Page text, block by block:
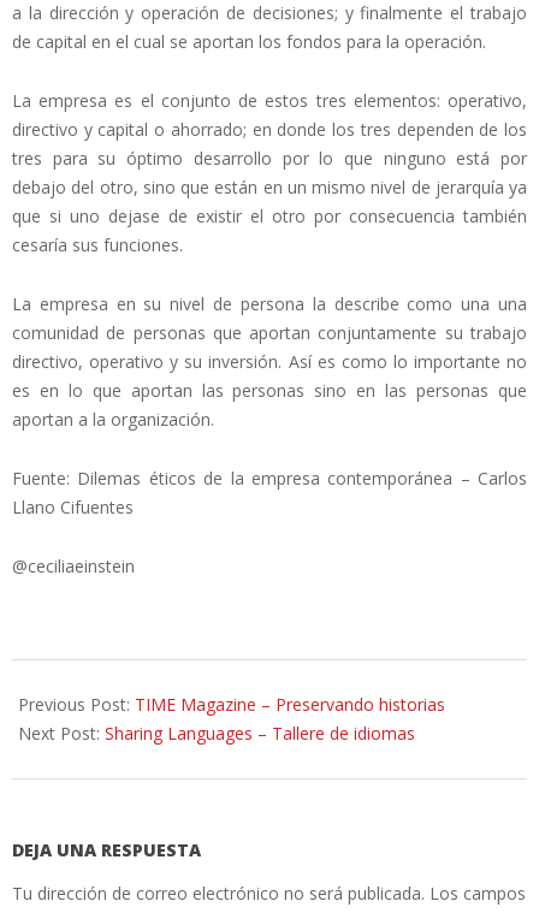
a la dirección y operación de decisiones; y finalmente el trabajo
de capital en el cual se aportan los fondos para la operación.
La empresa es el conjunto de estos tres elementos: operativo,
directivo y capital o ahorrado; en donde los tres dependen de los
tres para su óptimo desarrollo por lo que ninguno está por
debajo del otro, sino que están en un mismo nivel de jerarquía ya
que si uno dejase de existir el otro por consecuencia también
cesaría sus funciones.
La empresa en su nivel de persona la describe como una una
comunidad de personas que aportan conjuntamente su trabajo
directivo, operativo y su inversión. Así es como lo importante no
es en lo que aportan las personas sino en las personas que
aportan a la organización.
Fuente: Dilemas éticos de la empresa contemporánea – Carlos
Llano Cifuentes
@ceciliaeinstein
03-
30
Previous Post: TIME Magazine – Preservando historias
Next Post: Sharing Languages – Tallere de idiomas
DEJA UNA RESPUESTA
Tu dirección de correo electrónico no será publicada. Los campos